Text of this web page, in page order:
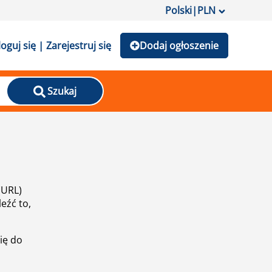
Polski|PLN
się | Zarejestruj się Dodaj ogłoszenie
Szukaj
to,
do